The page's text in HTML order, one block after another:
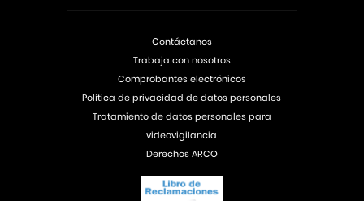
Contáctanos
Trabaja con nosotros
Comprobantes electrónicos
Política de privacidad de datos personales
Tratamiento de datos personales para
videovigilancia
Derechos ARCO